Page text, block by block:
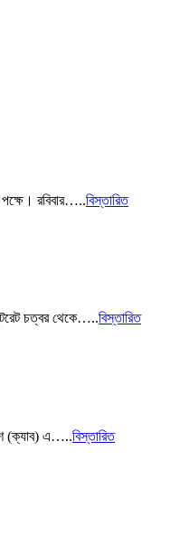
পক্ষে। রবিবার…..বিস্তারিত
চত্বর থেকে…..বিস্তারিত
(ক্যাব) এ…..বিস্তারিত